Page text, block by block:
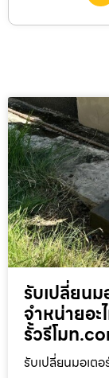
รับเปลี่ยนม
จำหน่ายอะ
รั้วรีโมท
รับเปลี่ยนมอเต